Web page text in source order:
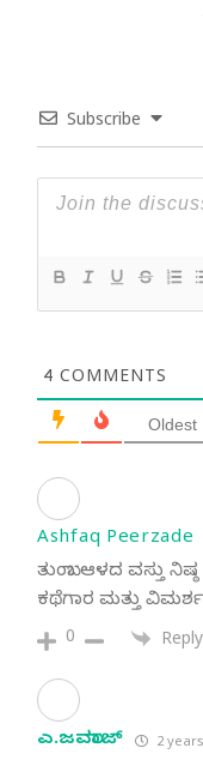
Subscribe
4 COMMENTS
Oldest
Ashfaq Peerzade
ತುಂಬಾ ಆಳದ ವಸ್ತು
ಕಥೆಗಾರ ಮತ್ತು
0 Reply
ಎ.ಜವರಾಜ್ 2